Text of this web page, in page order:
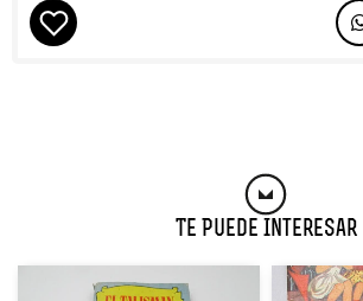
Te Puede Interesar